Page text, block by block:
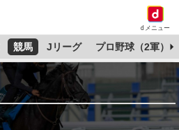
dメニュー
競馬 Jリーグ プロ野球（2軍）